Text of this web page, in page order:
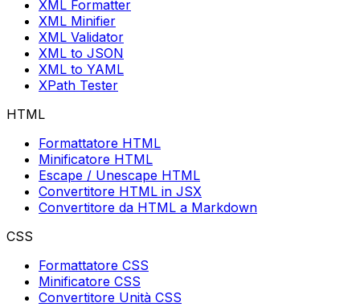
XML Formatter
XML Minifier
XML Validator
XML to JSON
XML to YAML
XPath Tester
HTML
Formattatore HTML
Minificatore HTML
Escape / Unescape HTML
Convertitore HTML in JSX
Convertitore da HTML a Markdown
CSS
Formattatore CSS
Minificatore CSS
Convertitore Unità CSS